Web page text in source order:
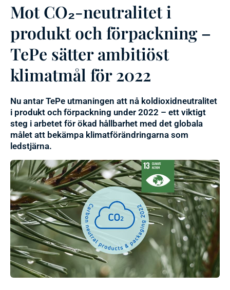
Mot CO₂-neutralitet i
produkt och förpackning –
TePe sätter ambitiöst
klimatmål för 2022
Nu antar TePe utmaningen att nå koldioxidneutralitet
i produkt och förpackning under 2022 – ett viktigt
steg i arbetet för ökad hållbarhet med det globala
målet att bekämpa klimatförändringarna som
ledstjärna.